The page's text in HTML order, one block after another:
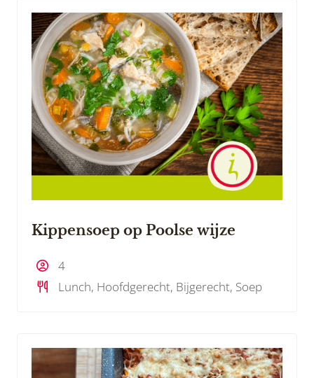
Kippensoep op Poolse wijze
4
Lunch, Hoofdgerecht, Bijgerecht, Soep